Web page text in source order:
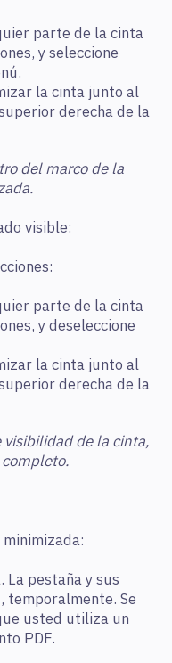
parte de la cinta
y seleccione
la cinta junto al
derecha de la
del marco de la
visible:
parte de la cinta
y deseleccione
la cinta junto al
derecha de la
de la cinta,
La pestaña y sus
temporalmente. Se
usted utiliza un
PDF.